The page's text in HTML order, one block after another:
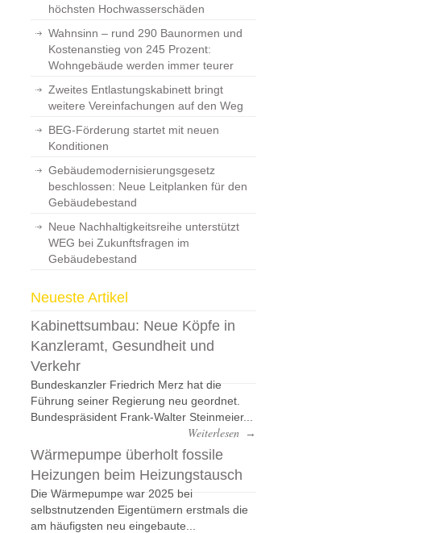
höchsten Hochwasserschäden
Wahnsinn – rund 290 Baunormen und
Kostenanstieg von 245 Prozent:
Wohngebäude werden immer teurer
Zweites Entlastungskabinett bringt
weitere Vereinfachungen auf den Weg
BEG-Förderung startet mit neuen
Konditionen
Gebäudemodernisierungsgesetz
beschlossen: Neue Leitplanken für den
Gebäudebestand
Neue Nachhaltigkeitsreihe unterstützt
WEG bei Zukunftsfragen im
Gebäudebestand
Neueste Artikel
Kabinettsumbau: Neue Köpfe in
Kanzleramt, Gesundheit und
Verkehr
Bundeskanzler Friedrich Merz hat die
Führung seiner Regierung neu geordnet.
Bundespräsident Frank-Walter Steinmeier...
Weiterlesen →
Wärmepumpe überholt fossile
Heizungen beim Heizungstausch
Die Wärmepumpe war 2025 bei
selbstnutzenden Eigentümern erstmals die
am häufigsten neu eingebaute...